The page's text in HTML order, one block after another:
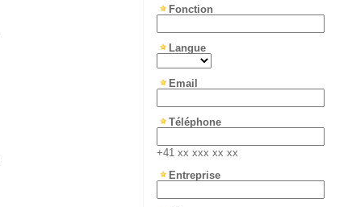
Fonction
Langue
Email
Téléphone
+41 xx xxx xx xx
Entreprise